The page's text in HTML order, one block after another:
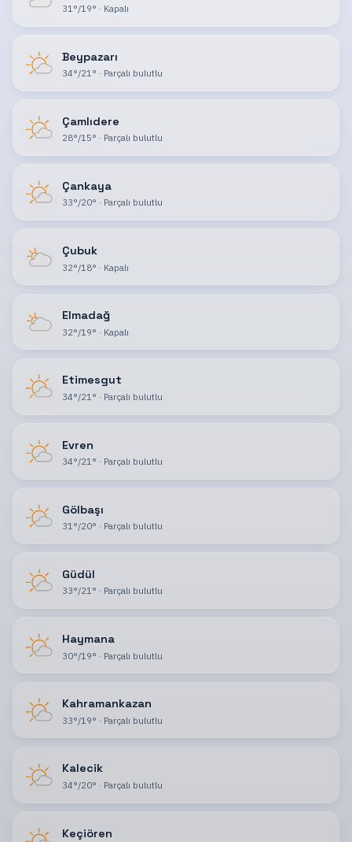
31 °/19° · Kapalı
Beypazarı
34°/21° · Parçalı bulutlu
Çamlıdere
28°/15° · Parçalı bulutlu
Çankaya
33°/20° · Parçalı bulutlu
Çubuk
32°/18° · Kapalı
Elmadağ
32°/19° · Kapalı
Etimesgut
34°/21 ° · Parçalı bulutlu
Evren
34°/21° · Parçalı bulutlu
Gölbaşı
31°/20° · Parçalı bulutlu
Güdül
33°/21° · Parçalı bulutlu
Haymana
30°/19° · Parçalı bulutlu
Kahramankazan
33°/19° · Parçalı bulutlu
Kalecik
34°/20° · Parçalı bulutlu
Keçiören